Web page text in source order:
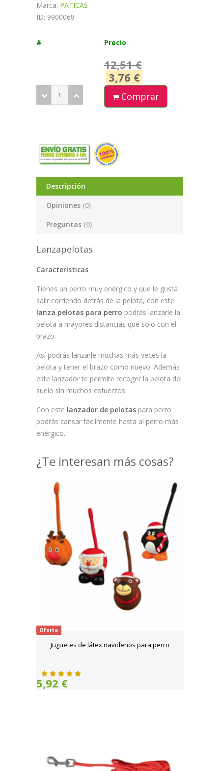
Marca: PATICAS
ID: 9900068
# Precio
12,51 €
3,76 €
Comprar
Descripción
Opiniones (0)
Preguntas (0)
Lanzapelotas
Características
Tienes un perro muy enérgico y que le gusta
salir corriendo detrás de la pelota, con este
lanza pelotas para perro podrás lanzarle la
pelota a mayores distancias que solo con el
brazo.
Así podrás lanzarle muchas más veces la
pelota y tener el brazo como nuevo. Además
este lanzador te permite recoger la pelota del
suelo sin muchos esfuerzos.
Con este lanzador de pelotas para perro
podrás cansar fácilmente hasta al perro más
enérgico.
¿Te interesan más cosas?
Oferta
Juguetes de látex navideños para perro
5,92 €